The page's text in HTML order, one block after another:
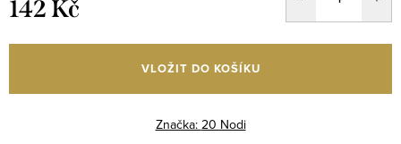
142 Kč
cena:
VLOŽIT DO KOŠÍKU
Značka: 20 Nodi